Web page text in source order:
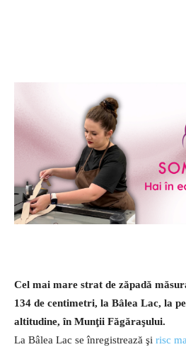
Cel mai mare strat de zăpadă
134 de centimetri, la Bâlea Lac, la
altitudine, în Munţii Făgăraşului.
La Bâlea Lac se înregistrează şi risc